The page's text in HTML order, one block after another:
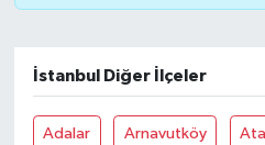
İstanbul Diğer İlçeler
Adalar Arnavutköy